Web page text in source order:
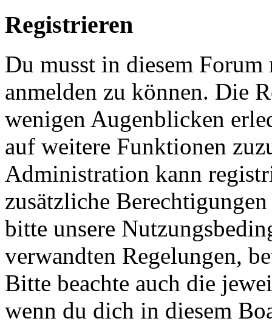
Registrieren
Du musst in diesem
anmelden zu können. Die
wenigen Augenblicken
auf weitere Funktionen
Administration kann
zusätzliche
bitte unsere
verwandten Regelungen,
Bitte beachte auch die
wenn du dich in diesem